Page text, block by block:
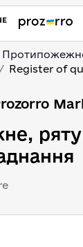
Register of